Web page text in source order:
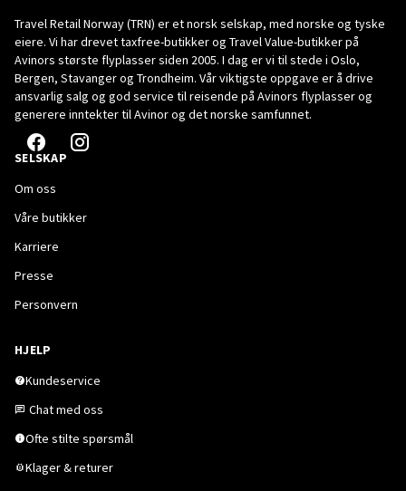
Travel Retail Norway (TRN) er et norsk selskap, med norske og tyske
eiere. Vi har drevet taxfree-butikker og Travel Value-butikker på
Avinors største flyplasser siden 2005. I dag er vi til stede i Oslo,
Bergen, Stavanger og Trondheim. Vår viktigste oppgave er å drive
ansvarlig salg og god service til reisende på Avinors flyplasser og
generere inntekter til Avinor og det norske samfunnet.
SELSKAP
Om oss
Våre butikker
Karriere
Presse
Personvern
HJELP
Kundeservice
Chat med oss
Ofte stilte spørsmål
Klager & returer